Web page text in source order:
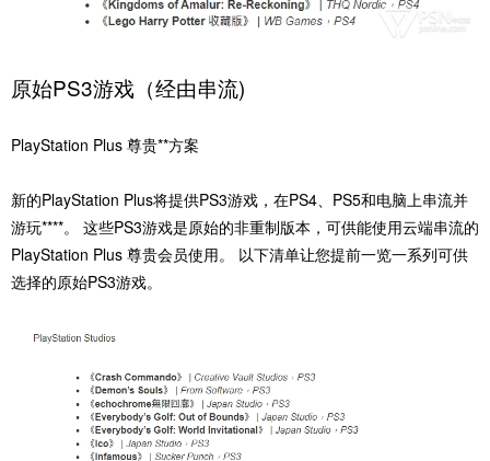
‎原始‎‎PS3‎‎游戏‎‎（‎‎经由串流‎)
‎PlayStation Plus ‎‎尊贵‎‎**‎‎方案‎
‎新的PlayStation Plus将提供PS3游戏，在PS4、PS5和电脑上串流并
游玩****。 这些PS3游戏是原始的非重制版本，可供能使用云端串流的
PlayStation Plus 尊贵会员使用。 以下清单让您提前一览一系列可供
选择的原始PS3游戏。‎